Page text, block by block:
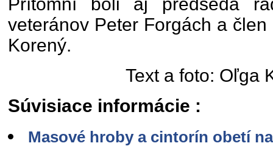
veteránov Peter Forgách a
Korený.
Text a foto: Oľga
Súvisiace informácie :
Masové hroby a cintorín obetí